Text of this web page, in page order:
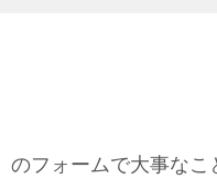
のフォームで大事な